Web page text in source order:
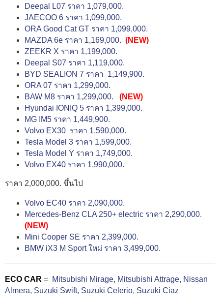
Deepal L07 ราคา 1,079,000.
JAECOO 6 ราคา 1,099,000.
ORA Good Cat GT ราคา 1,099,000.
MAZDA 6e ราคา 1,169,000. (NEW)
ZEEKR X ราคา 1,199,000.
Deepal S07 ราคา 1,119,000.
BYD SEALION 7 ราคา 1,149,900.
ORA 07 ราคา 1,299,000.
BAW M8 ราคา 1,299,000.
(NEW)
Hyundai IONIQ 5 ราคา 1,399,000.
MG IM5 ราคา 1,449,900.
Volvo EX30 ราคา 1,590,000.
Tesla Model 3 ราคา 1,599,000.
Tesla Model Y ราคา 1,749,000.
Volvo EX40 ราคา 1,990,000.
ราคา 2,000,000. ขึ้นไป
Volvo EC40 ราคา 2,090,000.
Mercedes-Benz CLA 250+ electric ราคา 2,290,000.
(NEW)
Mini Cooper SE ราคา 2,399,000.
BMW iX3 M Sport ใหม่ ราคา 3,499,000.
ECO CAR = Mitsubishi Mirage, Mitsubishi Attrage, Nissan
Almera, Suzuki Swift, Suzuki Celerio, Suzuki Ciaz